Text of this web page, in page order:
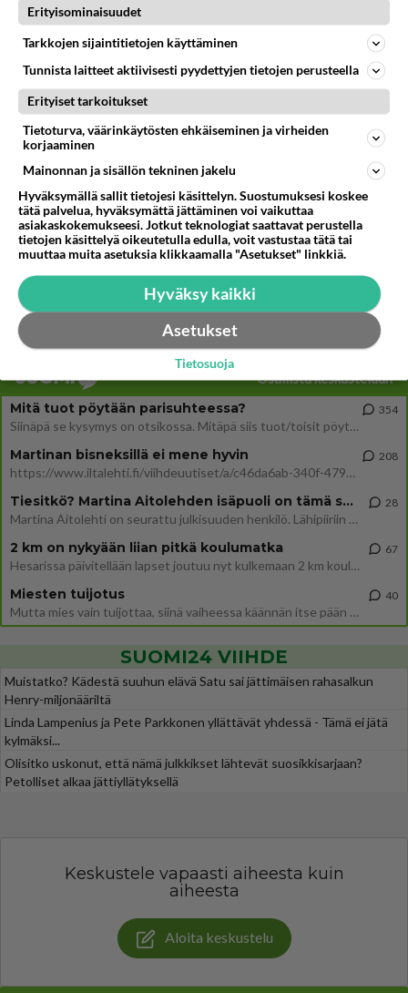
Tiesitkö? Martina Aitolehden isäpuoli on tämä suosittu laulaja
05.08.2026 07:23
Kotimaiset julkkisjuorut
Mitä uskot hänen ajattelevan sinusta?
😇
04.08.2026 18:30
Ikävä
56
691
Miia Heikkinen avautui !
Judo
66
679
Mitä töitä kaivattusi on tehnyt?
😅
05.08.2026 13:25
Ikävä
Voiko meidän välit
Koskaan parantua tästä?
05.08.2026 05:34
Ikävä
60
659
Osallistu keskusteluun
Mitä tuot pöytään parisuhteessa?
Siinäpä se kysymys on otsikossa. Mitäpä siis tuot/toisit pöytään parisuhteessa? Oletko mies vai nainen? Koetko sen mitä
354
Martinan bisneksillä ei mene hyvin
https://www.iltalehti.fi/viihdeuutiset/a/c46da6ab-340f-4790-aaa7-0865eed2336 Yrityksen konkurssihakemus on tullut kärä
208
Tiesitkö? Martina Aitolehden isäpuoli on tämä suosittu laulaja
Martina Aitolehti on seurattu julkisuuden henkilö. Lähipiiriin mahtuu muitakin tunnettuja henkilöitä. Tiesitkö, että Ma
28
2 km on nykyään liian pitkä koulumatka
Hesarissa päivitellään lapset joutuu nyt kulkemaan 2 km kouluun jösses. Ruostefillarilla tuo matka menee vaikka miten äk
67
Miesten tuijotus
Mutta mies vain tuijottaa, siinä vaiheessa käännän itse pään pois. Mikä juttu? Yleensä jos joku tuijottaa tai katsoo, hä
40
SUOMI24 VIIHDE
Muistatko? Kädestä suuhun elävä Satu sai jättimäisen rahasalkun
Henry-miljonääriltä
Linda Lampenius ja Pete Parkkonen yllättävät yhdessä - Tämä ei jätä
kylmäksi...
Olisitko uskonut, että nämä julkkikset lähtevät suosikkisarjaan?
Petolliset alkaa jättiyllätyksellä
Keskustele vapaasti aiheesta kuin
aiheesta
Aloita keskustelu
Erityisominaisuudet
Tarkkojen sijaintitietojen käyttäminen
Tunnista laitteet aktiivisesti pyydettyjen tietojen perusteella
Erityiset tarkoitukset
Tietoturva, väärinkäytösten ehkäiseminen ja virheiden
korjaaminen
Mainonnan ja sisällön tekninen jakelu
Hyväksymällä sallit tietojesi käsittelyn. Suostumuksesi koskee
tätä palvelua, hyväksymättä jättäminen voi vaikuttaa
asiakaskokemukseesi. Jotkut teknologiat saattavat perustella
tietojen käsittelyä oikeutetulla edulla, voit vastustaa tätä tai
muuttaa muita asetuksia klikkaamalla "Asetukset" linkkiä.
Hyväksy kaikki
Asetukset
Tietosuoja